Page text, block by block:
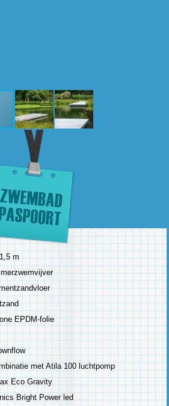
m
EPDM-folie
met Atila 100 luchtpomp
Eco Gravity
Bright Power led